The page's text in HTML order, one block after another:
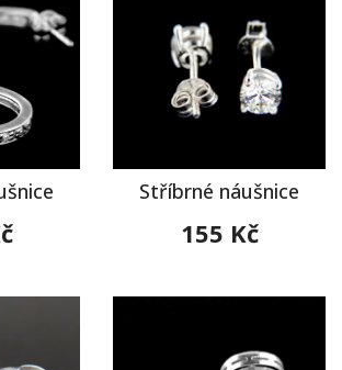
Stříbrné náušnice
155 Kč